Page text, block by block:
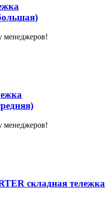
менеджеров!
менеджеров!
складная тележка